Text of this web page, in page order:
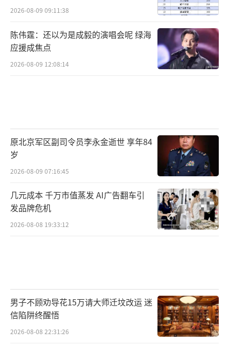
2026-08-09 09:11:38
陈伟霆：还以为是成毅的演唱会呢 绿海
应援成焦点
2026-08-09 12:08:14
原北京军区副司令员李永金逝世 享年84
岁
2026-08-09 07:16:45
几元成本 千万市值蒸发 AI广告翻车引
发品牌危机
2026-08-08 19:33:12
男子不顾劝导花15万请大师迁坟改运 迷
信陷阱终醒悟
2026-08-08 22:31:26